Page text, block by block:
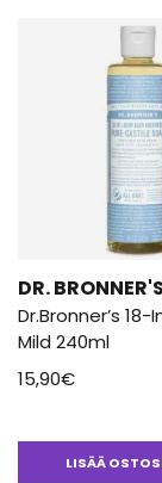
DR. BRONNER'S
Dr.Bronner’s 18-
Mild 240ml
15,90€
LISÄÄ